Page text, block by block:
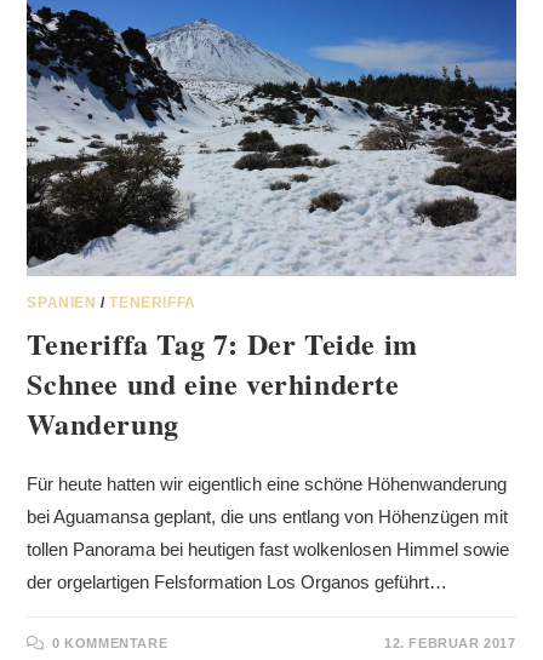
SPANIEN /TENERIFFA
Teneriffa Tag 7: Der Teide im
Schnee und eine verhinderte
Wanderung
Für heute hatten wir eigentlich eine schöne Höhenwanderung
bei Aguamansa geplant, die uns entlang von Höhenzügen mit
tollen Panorama bei heutigen fast wolkenlosen Himmel sowie
der orgelartigen Felsformation Los Organos geführt…
0 KOMMENTARE 12. FEBRUAR 2017